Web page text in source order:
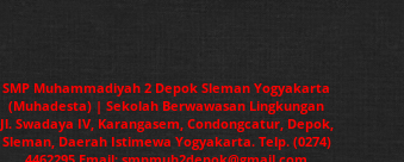
SMP Muhammadiyah 2 Depok Sleman Yogyakarta
(Muhadesta) | Sekolah Berwawasan Lingkungan
Jl. Swadaya IV, Karangasem, Condongcatur, Depok,
Sleman, Daerah Istimewa Yogyakarta. Telp. (0274)